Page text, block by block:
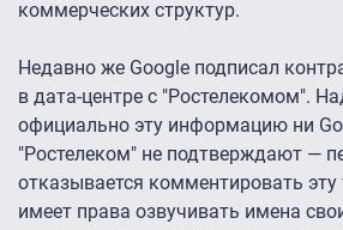
коммерческих структур.
Недавно же Google подписал
в дата-центре с "Ростелекомом".
официально эту информацию ни
"Ростелеком" не подтверждают —
отказывается комментировать эту
имеет права озвучивать имена